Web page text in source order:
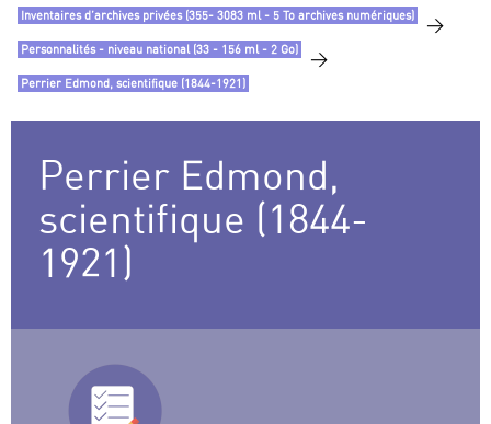
Inventaires d’archives privées (355- 3083 ml - 5 To archives numériques) >
Personnalités - niveau national (33 - 156 ml - 2 Go) >
Perrier Edmond, scientifique (1844-1921)
Perrier Edmond,
scientifique (1844-
1921)